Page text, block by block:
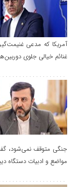
غنیمت‌گیری از
دوربین‌ها هستند.
گفت: روند‌های
دستگاه دیپلماسی باید